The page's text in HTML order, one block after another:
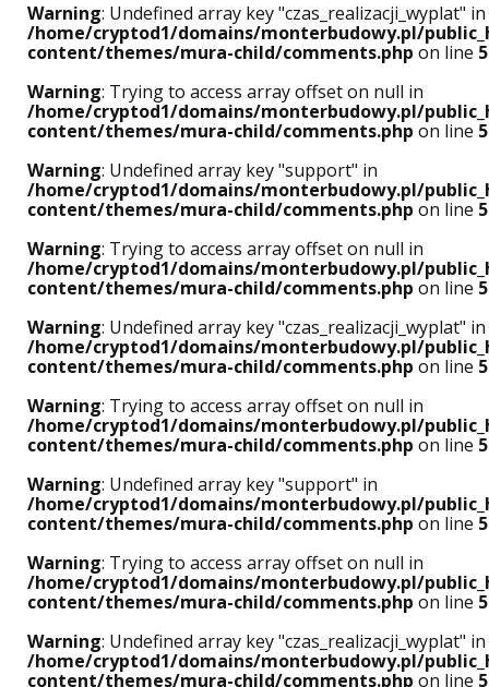
Warning: Undefined array key "czas_realizacji_wyplat" in
/home/cryptod1/domains/monterbudowy.pl/
content/themes/mura-child/comments.php on line
Warning: Trying to access array offset on null in
/home/cryptod1/domains/monterbudowy.pl/
content/themes/mura-child/comments.php on line
Warning: Undefined array key "support" in
/home/cryptod1/domains/monterbudowy.pl/
content/themes/mura-child/comments.php on line
Warning: Trying to access array offset on null in
/home/cryptod1/domains/monterbudowy.pl/
content/themes/mura-child/comments.php on line
Warning: Undefined array key "czas_realizacji_wyplat" in
/home/cryptod1/domains/monterbudowy.pl/
content/themes/mura-child/comments.php on line
Warning: Trying to access array offset on null in
/home/cryptod1/domains/monterbudowy.pl/
content/themes/mura-child/comments.php on line
Warning: Undefined array key "support" in
/home/cryptod1/domains/monterbudowy.pl/
content/themes/mura-child/comments.php on line
Warning: Trying to access array offset on null in
/home/cryptod1/domains/monterbudowy.pl/
content/themes/mura-child/comments.php on line
Warning: Undefined array key "czas_realizacji_wyplat" in
/home/cryptod1/domains/monterbudowy.pl/
content/themes/mura-child/comments.php on line